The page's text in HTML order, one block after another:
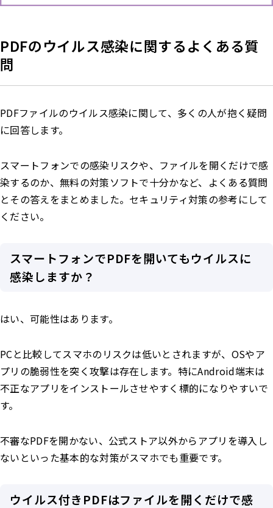
PDFのウイルス感染に関するよくある質
問
PDFファイルのウイルス感染に関して、多くの人が抱く疑問
に回答します。
スマートフォンでの感染リスクや、ファイルを開くだけで感
染するのか、無料の対策ソフトで十分かなど、よくある質問
とその答えをまとめました。セキュリティ対策の参考にして
ください。
スマートフォンでPDFを開いてもウイルスに
感染しますか？
はい、可能性はあります。
PCと比較してスマホのリスクは低いとされますが、OSやア
プリの脆弱性を突く攻撃は存在します。特にAndroid端末は
不正なアプリをインストールさせやすく標的になりやすいで
す。
不審なPDFを開かない、公式ストア以外からアプリを導入し
ないといった基本的な対策がスマホでも重要です。
ウイルス付きPDFはファイルを開くだけで感